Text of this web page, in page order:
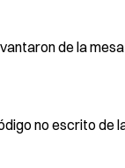
de la
no escrito de